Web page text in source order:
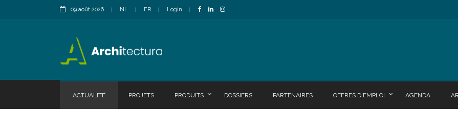
09 août 2026 NL FR Login
ACTUALITÉ PROJETS PRODUITS DOSSIERS PARTENAIRES OFFRES D'EMPLOI AGENDA